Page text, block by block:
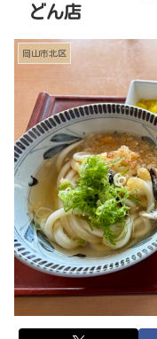
どん店
岡山市北区